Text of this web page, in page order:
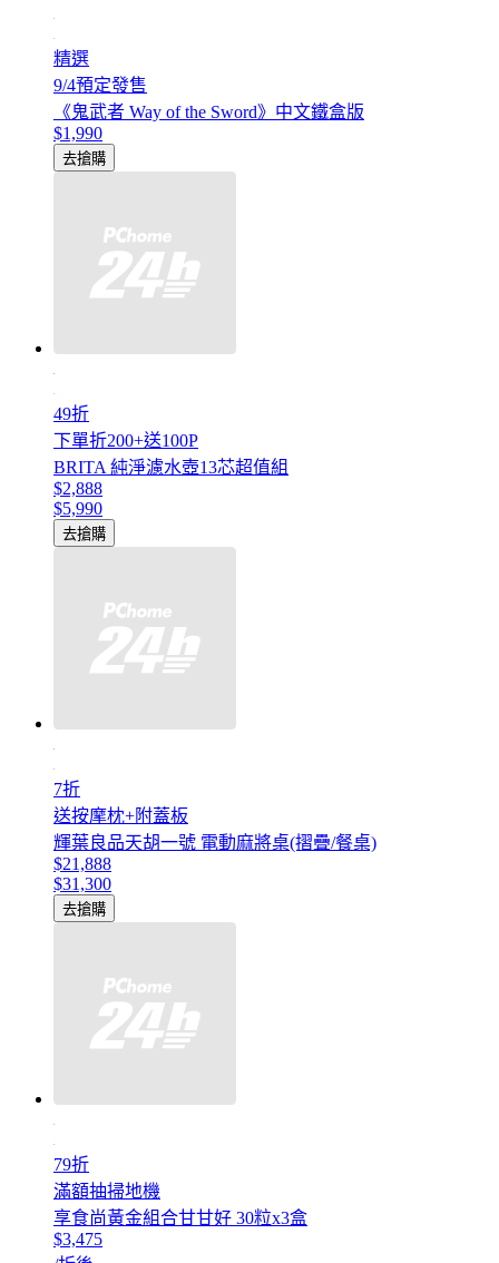
精選
9/4預定發售
《鬼武者 Way of the Sword》中文鐵盒版
$1,990
去搶購
49折
下單折200+送100P
BRITA 純淨濾水壺13芯超值組
$2,888
$5,990
去搶購
7折
送按摩枕+附蓋板
輝葉良品天胡一號 電動麻將桌(摺疊/餐桌)
$21,888
$31,300
去搶購
79折
滿額抽掃地機
享食尚黃金組合甘甘好 30粒x3盒
$3,475